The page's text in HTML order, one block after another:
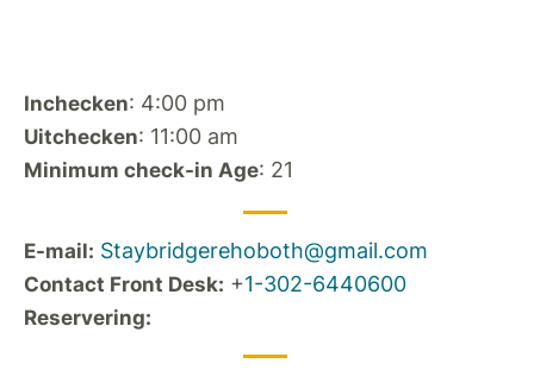
Inchecken: 4:00 pm
Uitchecken: 11:00 am
Minimum check-in Age: 21
E-mail: Staybridgerehoboth@gmail.com
Contact Front Desk: +1-302-6440600
Reservering: